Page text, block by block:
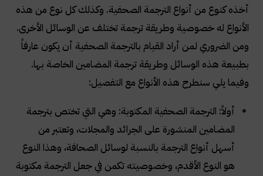
أخذه كنوع من أنواع الترجمة الصحفية. وكذلك كل نوع من هذه
الأنواع له خصوصية وطريقة ترجمة تختلف عن الوسائل الأخرى.
ومن الضروري لمن أراد القيام بالترجمة الصحفية أن يكون عارفاً
بطبيعة هذه الوسائل وطريقة ترجمة المضامين الخاصة بها.
وفيما يلي سنطرح هذه الأنواع مع التفصيل:
أولاً: الترجمة الصحفية المكتوبة: وهي التي تختص بترجمة
المضامين المنشورة على الجرائد والمجلات، وتعتبر من
أسهل أنواع الترجمة بالنسبة لوسائل الصحافة، وهذا النوع
هو النوع الأقدم، وخصوصيته تكمن في جعل الترجمة مكتوبة